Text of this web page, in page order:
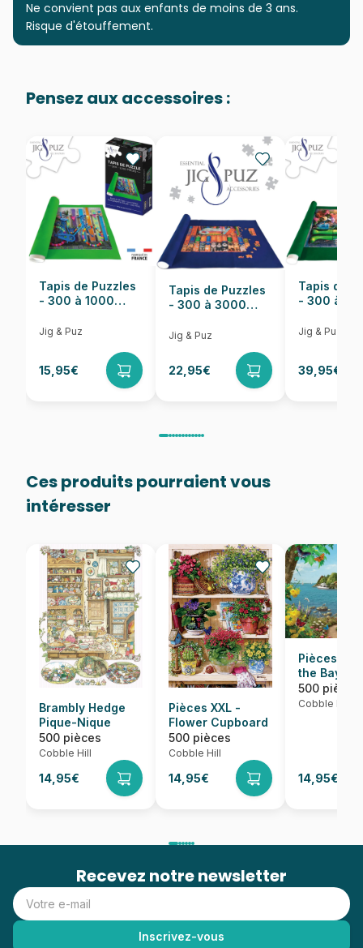
Catégorie Puzzles - Chiens
Age
Puzzle pour Adultes (500 à
Provenance Puzzles fabriqués en France
EAN 625012451383
Nombre de pièces 500 pièces
Dimensions 67 x 48 cm
Ne convient pas aux enfants de moins de 3 ans.
Risque d'étouffement.
Pensez aux accessoires :
Tapis de Puzzles
- 300 à 1000
Jig & Puz
15,95€
Tapis de Puzzles
- 300 à 3000
Jig & Puz
22,95€
Tapis de
- 300 à
Jig & Puz
39,95€
Ces produits pourraient vous
intéresser
Brambly Hedge
Pique-Nique
500 pièces
Cobble Hill
14,95€
Pièces XXL -
Flower Cupboard
500 pièces
Cobble Hill
14,95€
Pièces
the Bay
500 pièces
Cobble Hill
14,95€
Recevez notre newsletter